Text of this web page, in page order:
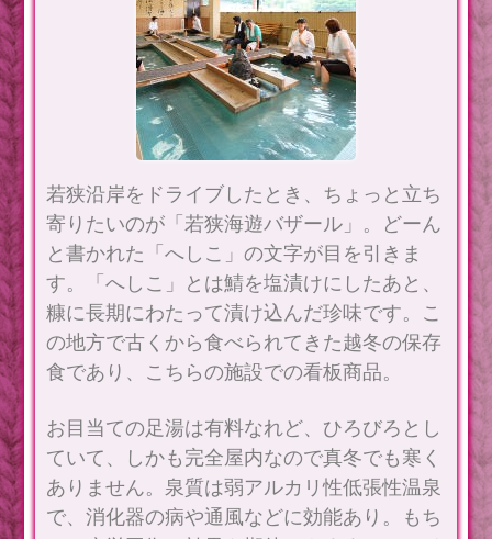
若狭沿岸をドライブしたとき、ちょっと立ち
寄りたいのが「若狭海遊バザール」。どーん
と書かれた「へしこ」の文字が目を引きま
す。「へしこ」とは鯖を塩漬けにしたあと、
糠に長期にわたって漬け込んだ珍味です。こ
の地方で古くから食べられてきた越冬の保存
食であり、こちらの施設での看板商品。
お目当ての足湯は有料なれど、ひろびろとし
ていて、しかも完全屋内なので真冬でも寒く
ありません。泉質は弱アルカリ性低張性温泉
で、消化器の病や通風などに効能あり。もち